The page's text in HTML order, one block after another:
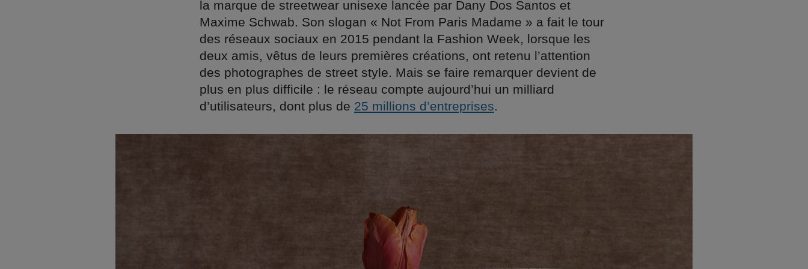
la marque de streetwear unisexe lancée par Dany Dos Santos et
Maxime Schwab. Son slogan « Not From Paris Madame » a fait le tour
des réseaux sociaux en 2015 pendant la Fashion Week, lorsque les
deux amis, vêtus de leurs premières créations, ont retenu l’attention
des photographes de street style. Mais se faire remarquer devient de
plus en plus difficile : le réseau compte aujourd’hui un milliard
d’utilisateurs, dont plus de 25 millions d’entreprises.